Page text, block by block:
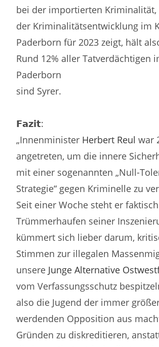
bei der importierten Kriminalität,
der Kriminalitätsentwicklung im
Paderborn für 2023 zeigt, hält
Rund 12% aller Tatverdächtigen
Paderborn
sind Syrer.
𝗙𝗮𝘇𝗶𝘁:
„Innenminister Herbert Reul war
angetreten, um die innere
mit einer sogenannten „Null-
Strategie“ gegen Kriminelle zu
Seit einer Woche steht er
Trümmerhaufen seiner
kümmert sich lieber darum,
Stimmen zur illegalen
unsere Junge Alternative
vom Verfassungsschutz
also die Jugend der immer
werdenden Opposition aus
Gründen zu diskreditieren,